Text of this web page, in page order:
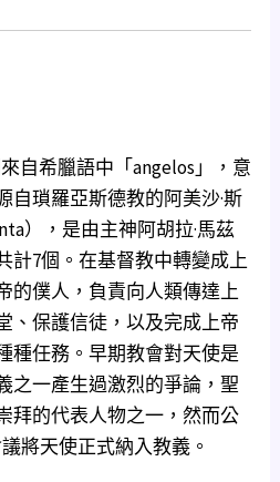
自希臘語中「angelos」，意
自瑣羅亞斯德教的阿美沙·斯
），是由主神阿胡拉·馬茲
計7個。在基督教中轉變成上
的僕人，負責向人類傳達上
、保護信徒，以及完成上帝
種任務。早期教會對天使是
之一產生過激烈的爭論，聖
拜的代表人物之一，然而公
將天使正式納入教義。